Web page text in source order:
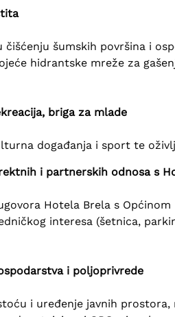
čišćenju šumskih površina i
hidrantske mreže za
briga za mlade
događanja i sport te
i partnerskih odnosa s
Hotela Brela s
interesa (šetnica,
i poljoprivrede
i uređenje javnih